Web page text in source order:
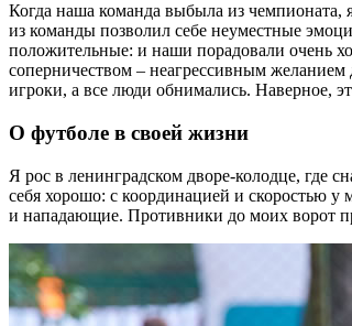
Когда наша команда выбыла из чемпионата,
из команды позволил себе неуместные
положительные: и наши порадовали очень
соперничеством – неагрессивным желанием
игроки, а все люди обнимались. Наверное,
О футболе в своей жизни
Я рос в ленинградском дворе-колодце, где
себя хорошо: с координацией и скоростью
и нападающие. Противники до моих ворот